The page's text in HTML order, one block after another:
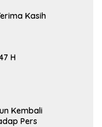
Kasih
H
Kembali
Pers